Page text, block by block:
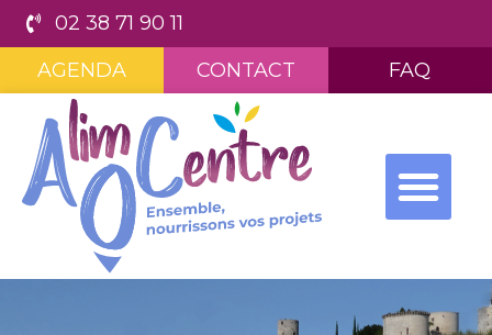
02 38 71 90 11
AGENDA
CONTACT FAQ